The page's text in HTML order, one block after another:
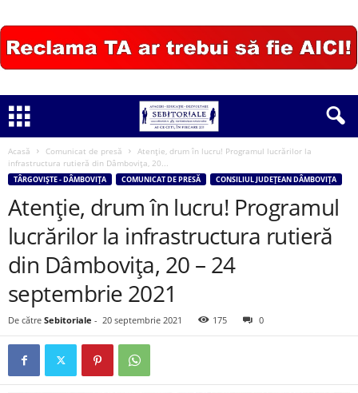
Acasă Comunicat de presă
Atenție, drum în lucru! Programul lucrărilor la
infrastructura rutieră din Dâmbovița, 20...
TÂRGOVIȘTE - DÂMBOVIȚA COMUNICAT DE PRESĂ CONSILIUL JUDEȚEAN DÂMBOVIȚA
Atenție, drum în lucru! Programul
lucrărilor la infrastructura rutieră
din Dâmbovița, 20 – 24
septembrie 2021
De către Sebitoriale - 20 septembrie 2021 175 0